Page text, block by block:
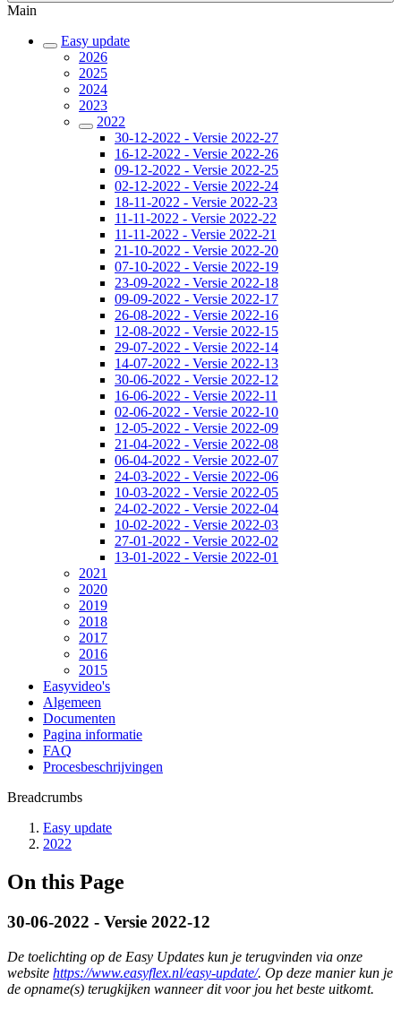
Main
Easy update
2026
2025
2024
2023
2022
30-12-2022 - Versie 2022-27
16-12-2022 - Versie 2022-26
09-12-2022 - Versie 2022-25
02-12-2022 - Versie 2022-24
18-11-2022 - Versie 2022-23
11-11-2022 - Versie 2022-22
11-11-2022 - Versie 2022-21
21-10-2022 - Versie 2022-20
07-10-2022 - Versie 2022-19
23-09-2022 - Versie 2022-18
09-09-2022 - Versie 2022-17
26-08-2022 - Versie 2022-16
12-08-2022 - Versie 2022-15
29-07-2022 - Versie 2022-14
14-07-2022 - Versie 2022-13
30-06-2022 - Versie 2022-12
16-06-2022 - Versie 2022-11
02-06-2022 - Versie 2022-10
12-05-2022 - Versie 2022-09
21-04-2022 - Versie 2022-08
06-04-2022 - Versie 2022-07
24-03-2022 - Versie 2022-06
10-03-2022 - Versie 2022-05
24-02-2022 - Versie 2022-04
10-02-2022 - Versie 2022-03
27-01-2022 - Versie 2022-02
13-01-2022 - Versie 2022-01
2021
2020
2019
2018
2017
2016
2015
Easyvideo's
Algemeen
Documenten
Pagina informatie
FAQ
Procesbeschrijvingen
Breadcrumbs
Easy update
2022
On this Page
30-06-2022 - Versie 2022-12
De toelichting op de Easy Updates kun je terugvinden via onze
website https://www.easyflex.nl/easy-update/. Op deze manier kun je
de opname(s) terugkijken wanneer dit voor jou het beste uitkomt.